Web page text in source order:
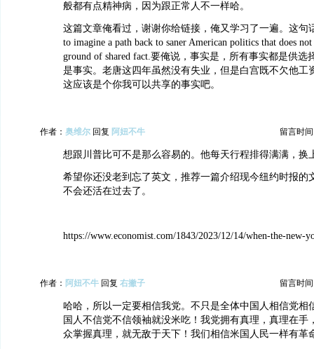
般都有点精神病，因为跟正常人不一样哈。
这篇文章俺看过，谢谢你给链接，俺又学习了一遍。这句
to imagine a path back to saner American politics that does
ground of shared fact.要俺说，事实是，所有事实都是供选
是事实。老唐这四年虽然没有失业，但是白宫既不欠他工
这应该是个你我可以共享的事实吧。
作者： 奥维尔 回复 阿妞不牛 留言时间
想跟川普比可不是那么容易的。他每天行程排得满满，换
希望你还没老到忘了英文，推荐一篇介绍现今纽约时报的
不会还活在过去了。
https://www.economist.com/1843/2023/12/14/when-the-new-
作者： 阿妞不牛 回复 右撇子 留言时间
哈哈，所以一定要相信我党。不只是全体中国人相信党相
国人不信党不信领袖就没米吃！我党拥有真理，真理在手
众掌握真理，就无敌于天下！我们相信米国人民一样有革